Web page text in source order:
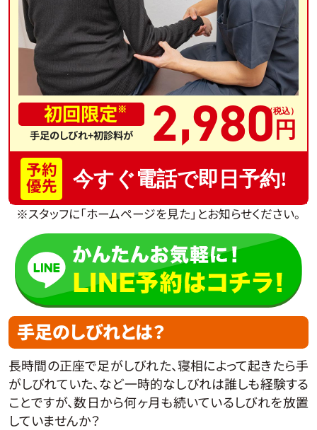
初回限定※
手足のしびれ+初診料が 2,980
予約
優先 今すぐ電話で即日予約!
※スタッフに「ホームページを見た」とお知らせください。
手足のしびれとは？
長時間の正座で足がしびれた、寝相によって起きたら手
がしびれていた、など一時的なしびれは誰しも経験する
ことですが、数日から何ヶ月も続いているしびれを放置
していませんか？